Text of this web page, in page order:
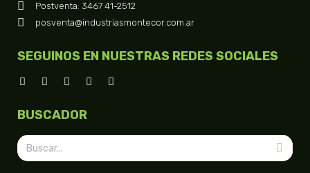
Postventa: 3467 41-2512
posventa@industriasmontecor.com.ar
SEGUINOS EN NUESTRAS REDES SOCIALES
BUSCADOR